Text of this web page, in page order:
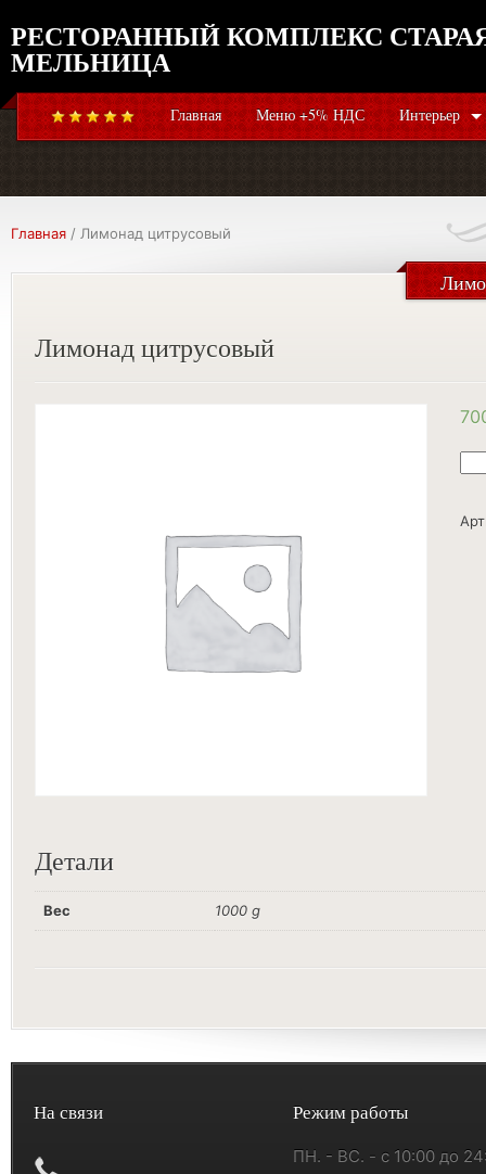
Главная Меню +5% НДС Интерьер
РЕСТОРАННЫЙ КОМПЛЕКС
МЕЛЬНИЦА
Главная / Лимонад цитрусовый
Лимонад цитрусовый
Детали
Вес 1000 g
На связи Режим работы
ПН. - ВС. - с 10:00 до